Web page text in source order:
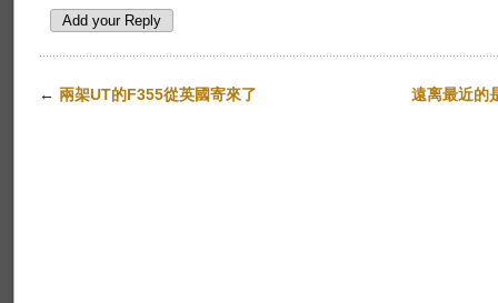
← 兩架UT的F355從英國寄來了 遠离最近的